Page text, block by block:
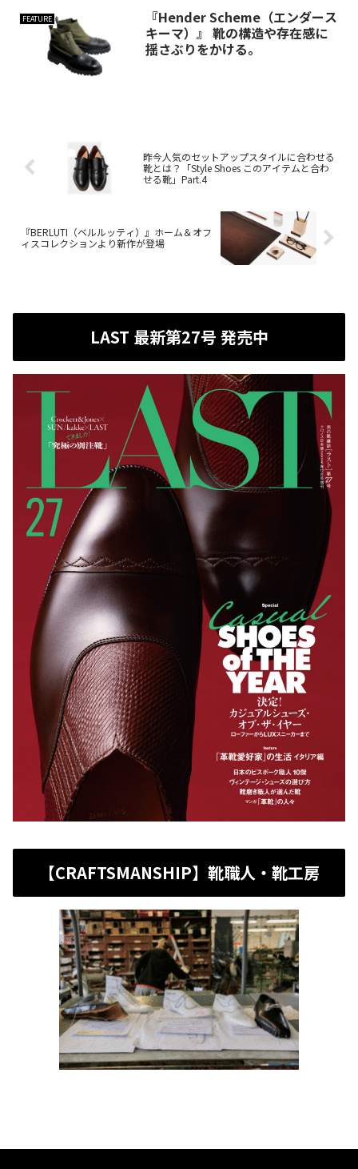
FEATURE
『Hender Scheme（エンダース
キーマ）』 靴の構造や存在感に
揺さぶりをかける。
昨今人気のセットアップスタイルに合わせる
靴とは？「Style Shoes このアイテムと合わ
せる靴」Part.4
『BERLUTI（ベルルッティ）』ホーム＆オフ
ィスコレクションより新作が登場
LAST 最新第27号 発売中
【CRAFTSMANSHIP】靴職人・靴工房